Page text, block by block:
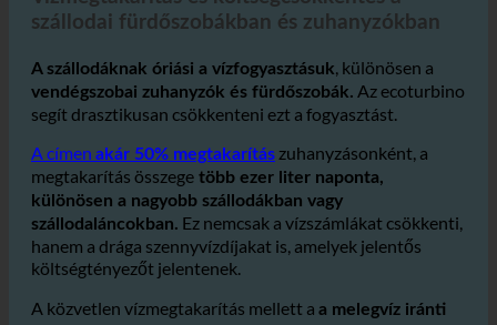
Vízmegtakarítás és költségcsökkentés a
szállodai fürdőszobákban és zuhanyzókban
A szállodáknak óriási a vízfogyasztásuk, különösen a
vendégszobai zuhanyzók és fürdőszobák.Az ecoturbino
segít drasztikusan csökkenteni ezt a fogyasztást.
A címenakár 50% megtakarítás zuhanyzásonként, a
megtakarítás összegetöbb ezer liter naponta,
különösen a nagyobb szállodákban vagy
szállodaláncokban.Ez nemcsak a vízszámlákat csökkenti,
hanem a drága szennyvízdíjakat is, amelyek jelentős
költségtényezőt jelentenek.